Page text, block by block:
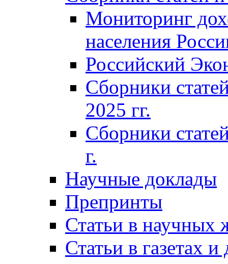
Мониторинг
населения
Российский
Сборники
2025 гг.
Сборники
г.
Научные доклады
Препринты
Статьи в научных
Статьи в газетах